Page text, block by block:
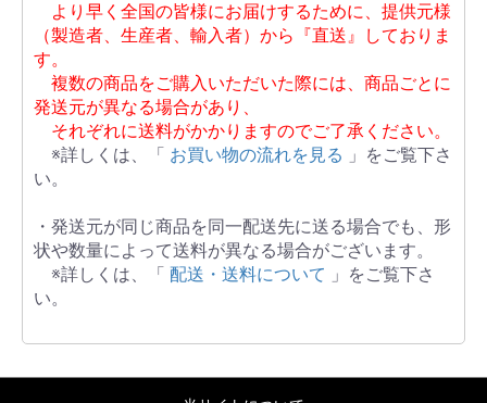
より早く全国の皆様にお届けするために、提供元様
（製造者、生産者、輸入者）から『直送』しておりま
す。
複数の商品をご購入いただいた際には、商品ごとに
発送元が異なる場合があり、
それぞれに送料がかかりますのでご了承ください。
※詳しくは、「 お買い物の流れを見る
」をご覧下さ
い。
・発送元が同じ商品を同一配送先に送る場合でも、形
状や数量によって送料が異なる場合がございます。
※詳しくは、「 配送・送料について
」をご覧下さ
い。